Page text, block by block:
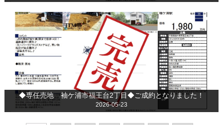
◆専任売地 袖ケ浦市福王台2丁目◆ご成約となりました！
2026-05-23